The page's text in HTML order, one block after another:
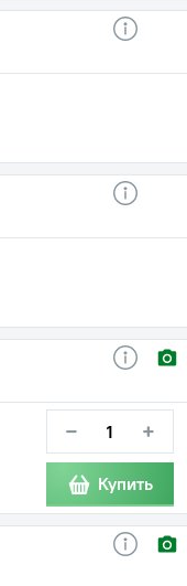
− +
Купить